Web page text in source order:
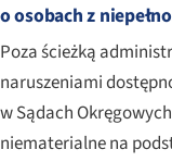
o osobach z
Poza ścieżką
naruszeniami
w Sądach
niematerialne na